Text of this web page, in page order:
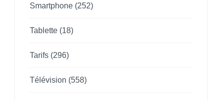
Smartphone (252)
Tablette (18)
Tarifs (296)
Télévision (558)